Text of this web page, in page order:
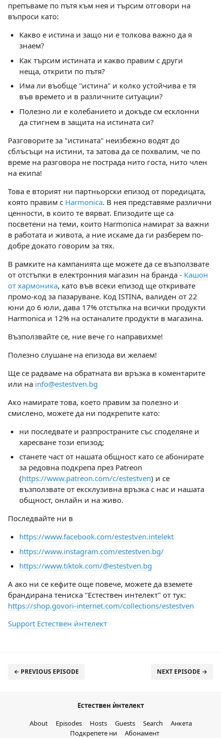
препъваме по пътя към нея и търсим отговори на
въпроси като:
Какво е истина и защо ни е толкова важно да я
знаем?
Как търсим истината и какво правим с други
неща, открити по пътя?
Има ли въобще "истина" и колко устойчива е тя
във времето и в различните ситуации?
Полезно ли е колебанието и докъде см есклонни
да стигнем в защита на истината си?
Разговорите за "истината" неизбежно водят до
сблъсъци на истини, та затова да се похвалим, че по
време на разговора не пострада нито госта, нито член
на екипа!
Това е вторият ни партньорски епизод от поредицата,
която правим с Harmonica. В нея представяме различни
ценности, в които те вярват. Епизодите ще са
посветени на теми, които Harmonica намират за важни
в работата и живота, а ние искаме да ги разберем по-
добре докато говорим за тях.
В рамките на кампанията ще можете да се възползвате
от отстъпки в електронния магазин на бранда - Кашон
от хармоника, като във всеки епизод ще откривате
промо-код за пазаруване. Код ISTINA, валиден от 22
юни до 6 юли, дава 17% отстъпка на всички продукти
Harmonica и 12% на останалите продукти в магазина.
Възползвайте се, ние вече го направихме!
Полезно слушане на епизода ви желаем!
Ще се радваме на обратната ви връзка в коментарите
или на info@estestven.bg
Ако намирате това, което правим за полезно и
смислено, можете да ни подкрепите като:
ни последвате и разпространите със споделяне и
харесване този епизод;
станете част от нашата общност като се абонирате
за редовна подкрепа през Patreon
(https://www.patreon.com/c/estestven) и се
възползвате от ексклузивна връзка с нас и нашата
общност, онлайн и на живо.
Последвайте ни в
https://www.facebook.com/estestven.intelekt
https://www.instagram.com/estestven.bg/
https://www.tiktok.com/@estestven.bg
А ако ни се кефите още повече, можете да вземете
брандирана тениска "Естествен интелект" от тук:
https://shop.govori-internet.com/collections/estestven
Support Естествен ѝнтелект
← PREVIOUS EPISODE NEXT EPISODE →
Естествен ѝнтелект
About
Episodes Hosts Guests Search
Анкета
Подкрепете ни
Абонамент